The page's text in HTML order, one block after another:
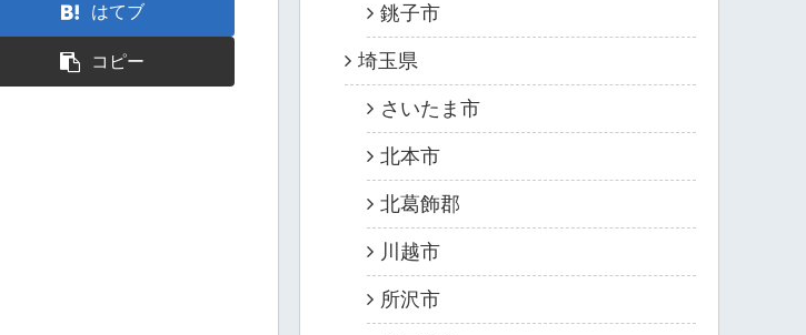
はてブ
コピー
銚子市
埼玉県
さいたま市
北本市
北葛飾郡
川越市
所沢市